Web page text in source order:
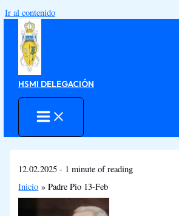
Ir al contenido
HSMI DELEGACIÓN
12.02.2025- 1 minute of reading
Inicio
Padre Pio 13-Feb